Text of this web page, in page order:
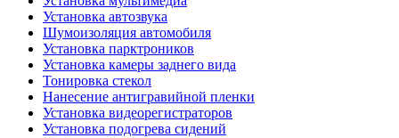
Установка автозвука
Шумоизоляция автомобиля
Установка парктроников
Установка камеры заднего вида
Тонировка стекол
Нанесение антигравийной пленки
Установка видеорегистраторов
Установка подогрева сидений